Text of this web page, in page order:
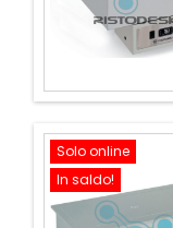
Solo online
In saldo!